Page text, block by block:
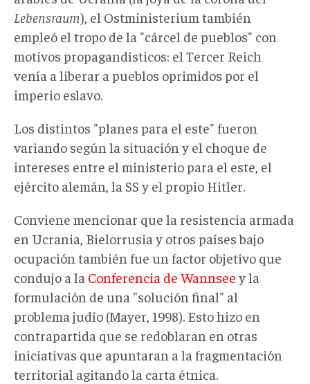
Lebensraum), el Ostministerium también
empleó el tropo de la "cárcel de pueblos" con
motivos propagandísticos: el Tercer Reich
venía a liberar a pueblos oprimidos por el
imperio eslavo.
Los distintos "planes para el este" fueron
variando según la situación y el choque de
intereses entre el ministerio para el este, el
ejército alemán, la SS y el propio Hitler.
Conviene mencionar que la resistencia armada
en Ucrania, Bielorrusia y otros países bajo
ocupación también fue un factor objetivo que
condujo a la Conferencia de Wannsee y la
formulación de una "solución final" al
problema judío (Mayer, 1998). Esto hizo en
contrapartida que se redoblaran en otras
iniciativas que apuntaran a la fragmentación
territorial agitando la carta étnica.